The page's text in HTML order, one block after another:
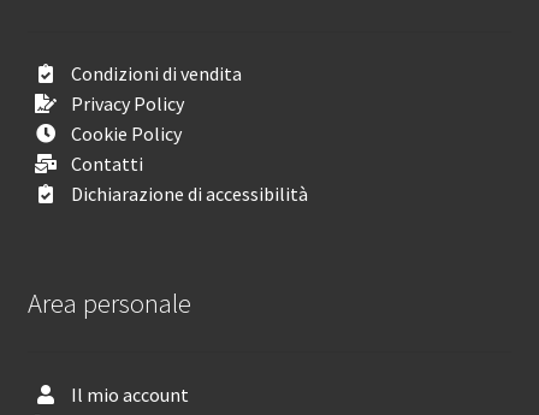
Condizioni di vendita
Privacy Policy
Cookie Policy
Contatti
Dichiarazione di accessibilità
Area personale
Il mio account